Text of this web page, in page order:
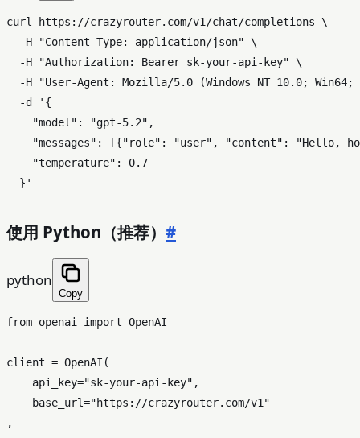
curl https://crazyrouter.com/v1/chat/completions \
  -H
"Content-Type: application/json" \
  -H
"Authorization: Bearer sk-your-api-key" \
  -H
"User-Agent: Mozilla/5.0 (Windows NT 10.0; Win64;
  -d
'{
    "model": "gpt-5.2",
"messages": [{"role": "user", "content": "Hello,
    "temperature": 0.7
  }'
使用 Python（推荐） #
python
Copy
from openai import OpenAI
client = OpenAI(
    api_key=
"sk-your-api-key" ,
    base_url=
"https://crazyrouter.com/v1"
,